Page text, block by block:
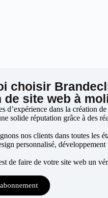
choisir
de site web à
d’expérience dans la création
solide réputation grâce à des
nos clients dans toutes les
personnalisé,
de faire de votre site web un